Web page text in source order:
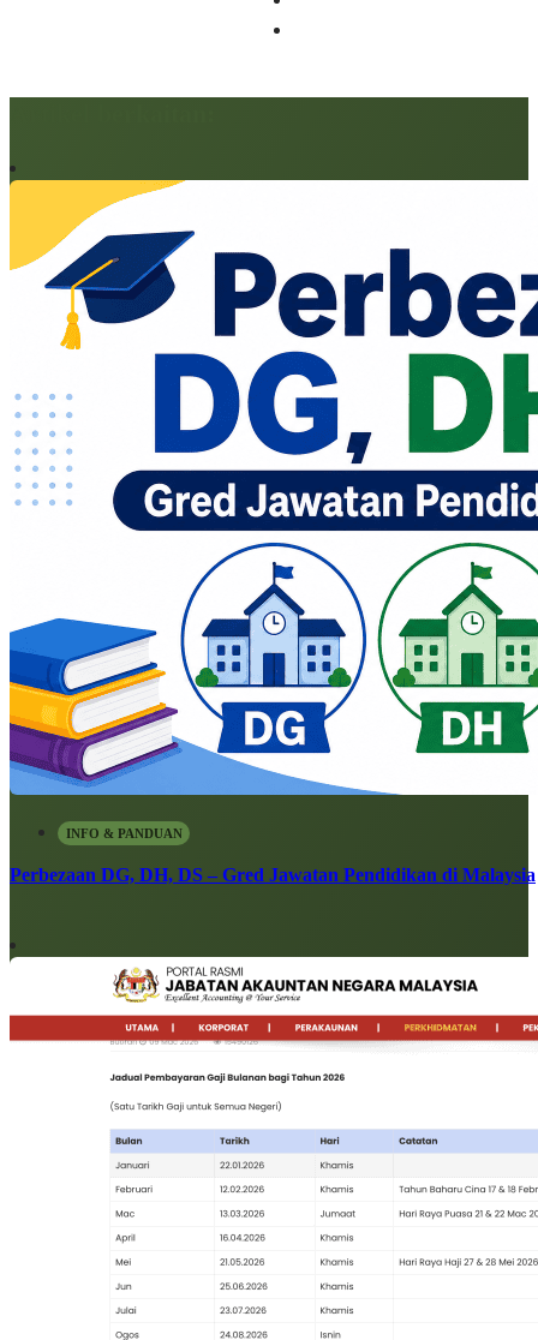
INFO & PANDUAN
Perbezaan DG, DH, DS – Gred Jawatan Pendidikan di Malaysia